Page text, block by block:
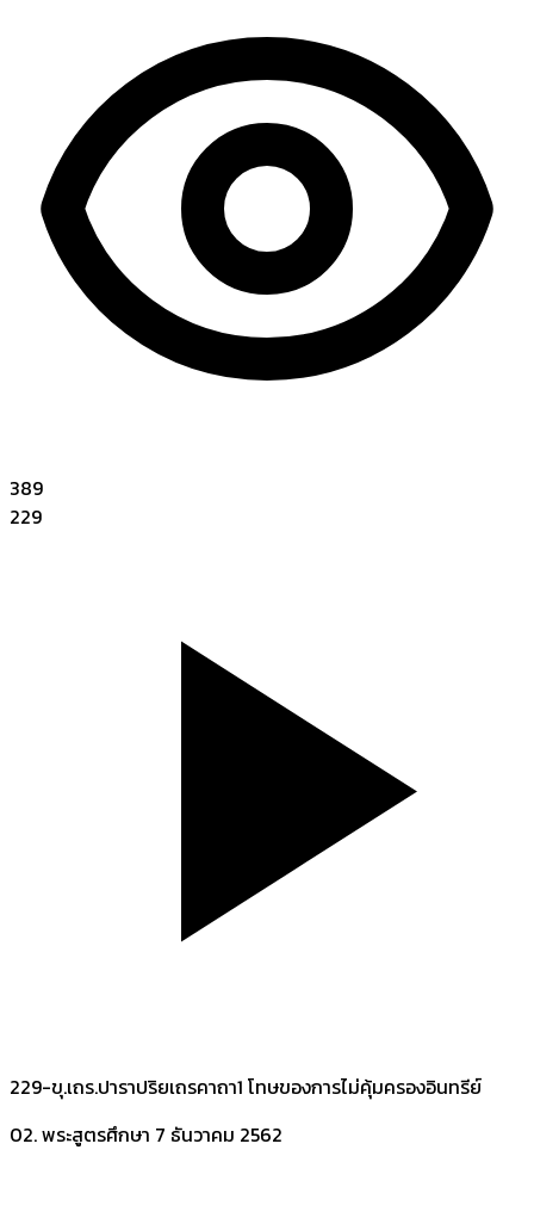
389
229
229-ขุ.เถร.ปาราปริยเถรคาถา1 โทษของการไม่คุ้มครองอินทรีย์
02. พระสูตรศึกษา 7 ธันวาคม 2562